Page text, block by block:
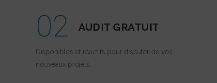
02 AUDIT GRATUIT
Disponibles et réactifs pour discuter de vos
nouveaux projets.